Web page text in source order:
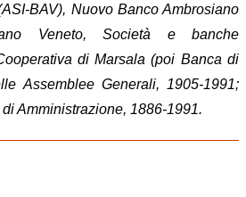
BAV), Nuovo Banco Ambrosiano
Veneto, Società e banche
di Marsala (poi Banca di
Assemblee Generali, 1905-1991;
Amministrazione, 1886-1991.